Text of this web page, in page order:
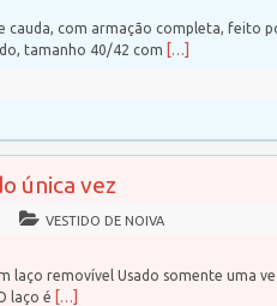
cauda, com armação completa, feito
tamanho 40/42 com […]
única vez
VESTIDO DE NOIVA
laço removível Usado somente uma
laço é […]